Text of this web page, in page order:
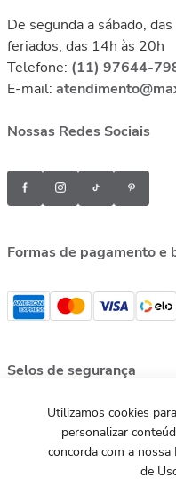
De segunda a sábado,
feriados, das 14h às 20h
Telefone: (11) 97644-
E-mail:
Nossas Redes Sociais
Formas de pagamento e
Selos de segurança
Utilizamos cookies
personalizar
concorda com a nossa
de